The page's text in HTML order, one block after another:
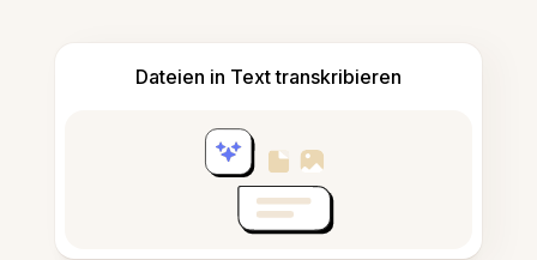
Dateien in Text transkribieren